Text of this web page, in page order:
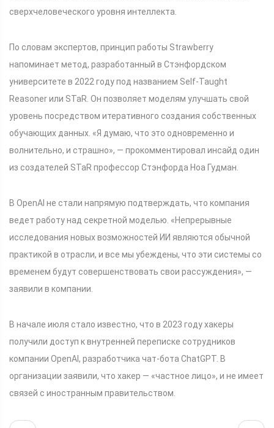
сверхчеловеческого уровня интеллекта.
По словам экспертов, принцип работы Strawberry
напоминает метод, разработанный в Стэнфордском
университете в 2022 году под названием Self-Taught
Reasoner или STaR. Он позволяет моделям улучшать свой
уровень посредством итеративного создания собственных
обучающих данных. «Я думаю, что это одновременно и
волнительно, и страшно», — прокомментировал инсайд один
из создателей STaR профессор Стэнфорда Ноа Гудман.
В OpenAI не стали напрямую подтверждать, что компания
ведет работу над секретной моделью. «Непрерывные
исследования новых возможностей ИИ являются обычной
практикой в отрасли, и все мы убеждены, что эти системы со
временем будут совершенствовать свои рассуждения», —
заявили в компании.
В начале июля стало известно, что в 2023 году хакеры
получили доступ к внутренней переписке сотрудников
компании OpenAl, разработчика чат-бота ChatGPT. В
организации заявили, что хакер — «частное лицо», и не имеет
связей с иностранным правительством.